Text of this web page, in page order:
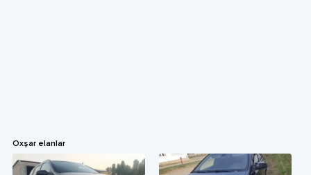
Oxşar elanlar